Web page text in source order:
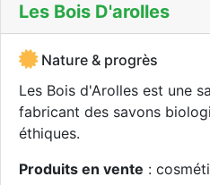
Les Bois D'arolles
Nature & progrès
Les Bois d'Arolles est une
fabricant des savons
éthiques.
Produits en vente :